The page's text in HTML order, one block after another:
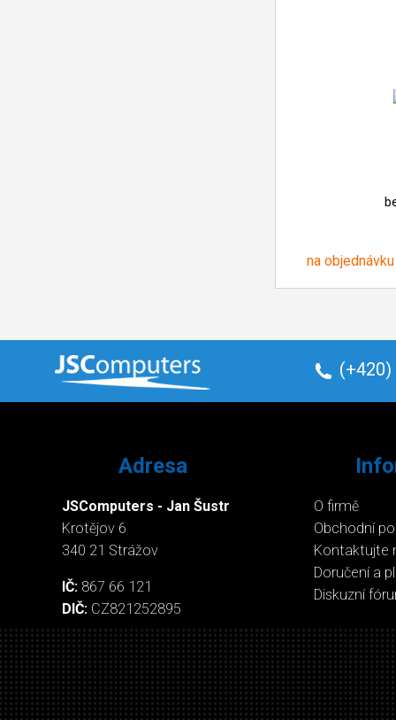
na objednávku
(+420)
Adresa
JSComputers - Jan Šustr
Krotějov 6
340 21 Strážov
IČ: 867 66 121
DIČ: CZ821252895
O firmě
Obchodní
Kontaktujte
Doručení a
Diskuzní